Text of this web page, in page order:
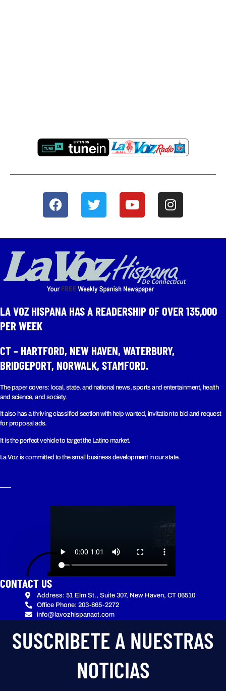
LA VOZ HISPANA HAS A READERSHIP OF OVER 135,000
PER WEEK​
CT – HARTFORD, NEW HAVEN, WATERBURY,
BRIDGEPORT, NORWALK, STAMFORD.
The paper covers: local, state, and national news, sports and entertainment, health
and science, and society.
It also has a thriving classified section with help wanted, invitation to bid and request
for proposal ads.
It is the perfect vehicle to target the Latino market.
La Voz is committed to the small business development in our state.
CONTACT US
Address: 51 Elm St., Suite 307, New Haven, CT 06510
Office Phone: 203-865-2272
info@lavozhispanact.com
SUSCRIBETE A NUESTRAS
NOTICIAS